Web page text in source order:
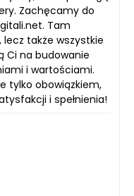
Zachęcamy do
Tam
także wszystkie
Ci na budowanie
i wartościami.
tylko obowiązkiem,
i spełnienia!